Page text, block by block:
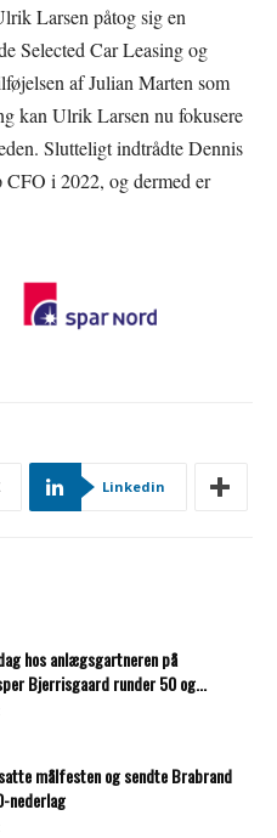
Larsen påtog sig en
Selected Car Leasing og
af Julian Marten som
kan Ulrik Larsen nu fokusere
Slutteligt indtrådte Dennis
CFO i 2022, og dermed er
Linkedin
hos anlægsgartneren på
Bjerrisgaard runder 50 og...
målfesten og sendte Brabrand
nederlag